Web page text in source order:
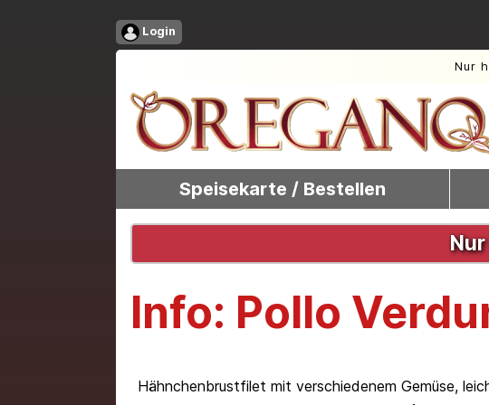
Login
Nur
Speisekarte / Bestellen
Info: Pollo
Hähnchenbrustfilet mit verschiedenem Gemüse,